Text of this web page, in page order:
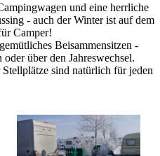
und eine herrliche
- auch der Winter ist auf dem
Camper!
Beisammensitzen -
über den Jahreswechsel.
sind natürlich für jeden